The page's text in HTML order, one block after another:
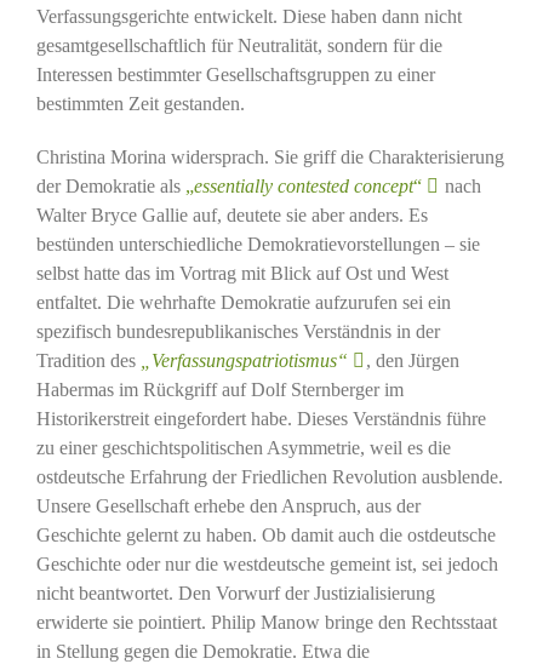
Verfassungsgerichte entwickelt. Diese haben dann nicht
gesamtgesellschaftlich für Neutralität, sondern für die
Interessen bestimmter Gesellschaftsgruppen zu einer
bestimmten Zeit gestanden.
Christina Morina widersprach. Sie griff die Charakterisierung
der Demokratie als „essentially contested concept“
nach
Walter Bryce Gallie auf, deutete sie aber anders. Es
bestünden unterschiedliche Demokratievorstellungen – sie
selbst hatte das im Vortrag mit Blick auf Ost und West
entfaltet. Die wehrhafte Demokratie aufzurufen sei ein
spezifisch bundesrepublikanisches Verständnis in der
Tradition des
„Verfassungspatriotismus“
, den Jürgen
Habermas im Rückgriff auf Dolf Sternberger im
Historikerstreit eingefordert habe. Dieses Verständnis führe
zu einer geschichtspolitischen Asymmetrie, weil es die
ostdeutsche Erfahrung der Friedlichen Revolution ausblende.
Unsere Gesellschaft erhebe den Anspruch, aus der
Geschichte gelernt zu haben. Ob damit auch die ostdeutsche
Geschichte oder nur die westdeutsche gemeint ist, sei jedoch
nicht beantwortet. Den Vorwurf der Justizialisierung
erwiderte sie pointiert. Philip Manow bringe den Rechtsstaat
in Stellung gegen die Demokratie. Etwa die